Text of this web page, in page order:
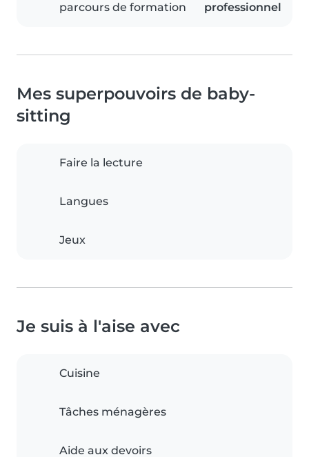
parcours de formation
professionnel
Mes superpouvoirs de baby-
sitting
Faire la lecture
Langues
Jeux
Je suis à l'aise avec
Cuisine
Tâches ménagères
Aide aux devoirs